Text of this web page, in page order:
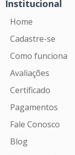
Institucional
Home
Cadastre-se
Como funciona
Avaliações
Certificado
Pagamentos
Fale Conosco
Blog